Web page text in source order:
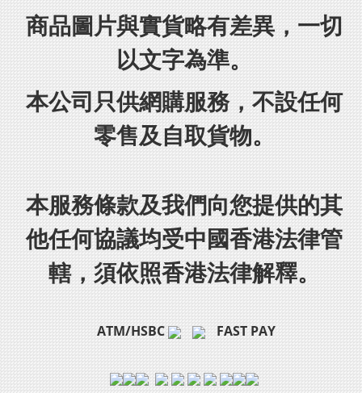
商品圖片與實貨略有差異，一切
以文字為準。
本公司只供網購服務，不設任何
零售及自取貨物。
本服務條款及我們向您提供的其
他任何協議均受中國香港法律管
轄，須依照香港法律解釋。
ATM/HSBC FAST PAY